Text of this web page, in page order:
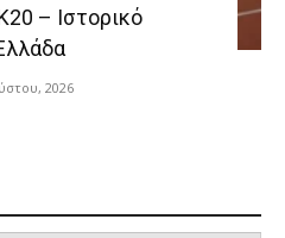
– Ιστορικό
2026